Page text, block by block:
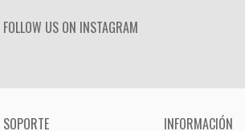
FOLLOW US ON INSTAGRAM
SOPORTE INFORMACIÓN